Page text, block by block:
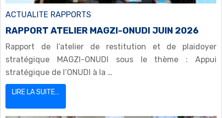
ACTUALITE RAPPORTS
RAPPORT ATELIER MAGZI-ONUDI JUIN 2026
Rapport de l’atelier de restitution et de plaidoyer
stratégique MAGZI-ONUDI sous le thème : Appui
stratégique de l’ONUDI à la …
LIRE LA SUITE…